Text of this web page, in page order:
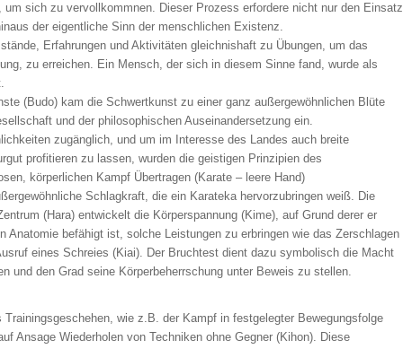
sich zu vervollkommnen. Dieser Prozess erfordere nicht nur den Einsatz
der eigentliche Sinn der menschlichen Existenz.
Erfahrungen und Aktivitäten gleichnishaft zu Übungen, um das
zu erreichen. Ein Mensch, der sich in diesem Sinne fand, wurde als
(Budo) kam die Schwertkunst zu einer ganz außergewöhnlichen Blüte
und der philosophischen Auseinandersetzung ein.
zugänglich, und um im Interesse des Landes auch breite
profitieren zu lassen, wurden die geistigen Prinzipien des
körperlichen Kampf Übertragen (Karate – leere Hand)
Schlagkraft, die ein Karateka hervorzubringen weiß. Die
(Hara) entwickelt die Körperspannung (Kime), auf Grund derer er
Anatomie befähigt ist, solche Leistungen zu erbringen wie das Zerschlagen
eines Schreies (Kiai). Der Bruchtest dient dazu symbolisch die Macht
und den Grad seine Körperbeherrschung unter Beweis zu stellen.
wie z.B. der Kampf in festgelegter Bewegungsfolge
Ansage Wiederholen von Techniken ohne Gegner (Kihon). Diese